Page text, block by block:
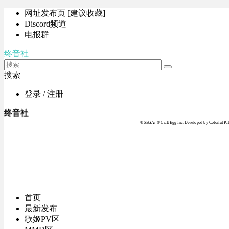
网址发布页 [建议收藏]
Discord频道
电报群
终音社
搜索
登录 / 注册
终音社
© SEGA / © Craft Egg Inc. Developed by Colorful
首页
最新发布
歌姬PV区